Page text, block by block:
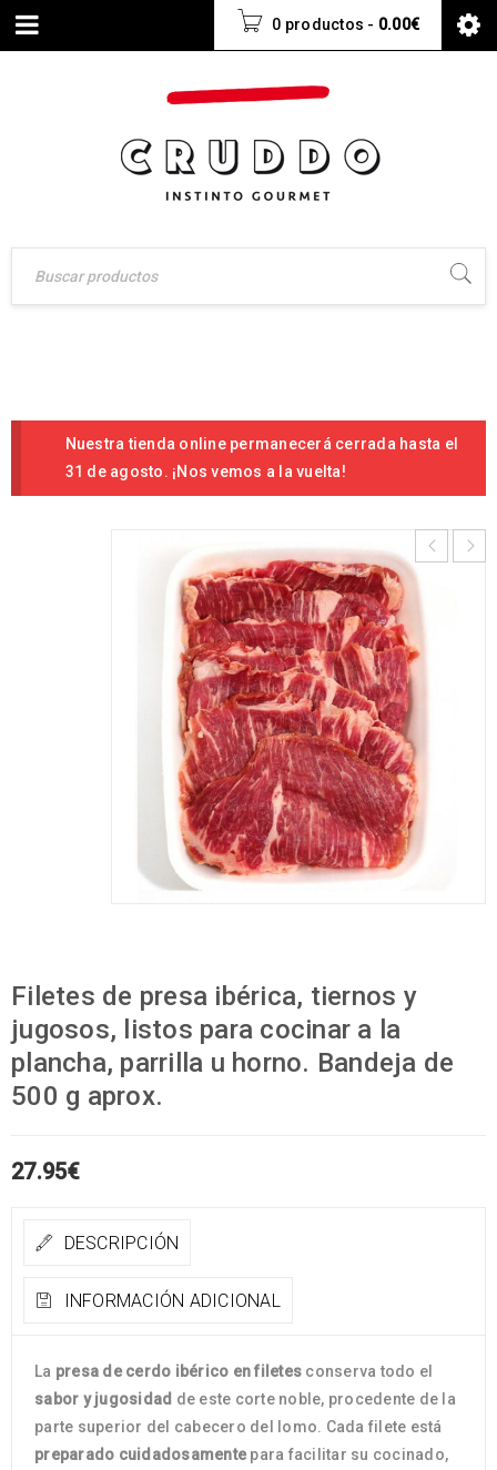
0 productos - 0.00€
Nuestra tienda online permanecerá cerrada hasta el
31 de agosto. ¡Nos vemos a la vuelta!
Filetes de presa ibérica, tiernos y
jugosos, listos para cocinar a la
plancha, parrilla u horno. Bandeja de
500 g aprox.
27.95€
DESCRIPCIÓN
INFORMACIÓN ADICIONAL
La presa de cerdo ibérico en filetes conserva todo el
sabor y jugosidad de este corte noble, procedente de la
parte superior del cabecero del lomo. Cada filete está
preparado cuidadosamentepara facilitar su cocinado,